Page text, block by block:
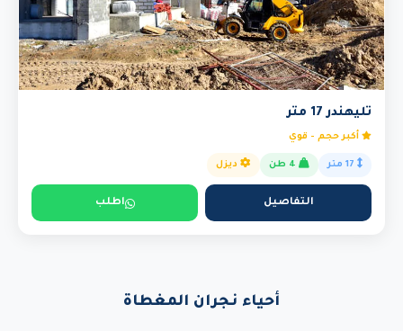
تليهندر 17 متر
أكبر حجم - قوي
ديزل
التفاصيل اطلب
أحياء نجران المغطاة